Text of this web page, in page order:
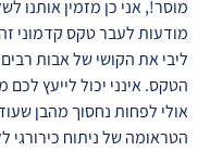
מוסר!, אני כן מזמין אותנו
מודעות לעבר טקס קדמוני
ליבי את הקושי של אבות
הטקס. אינני יכול לייעץ
אולי לפחות נחסוך מהבן
הטראומה של ניתוח